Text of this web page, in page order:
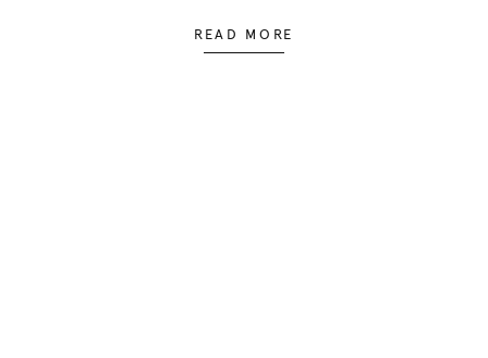
READ MORE